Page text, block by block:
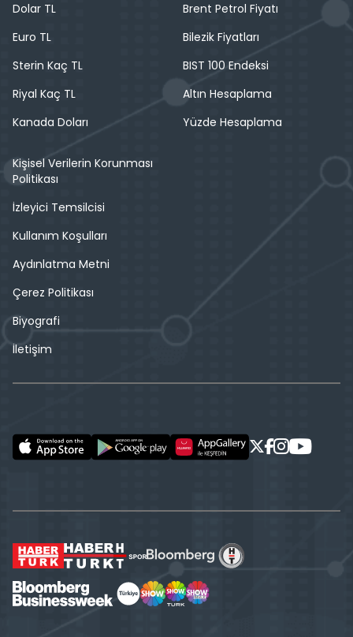
Dolar TL
Euro TL
Sterin Kaç TL
Riyal Kaç TL
Kanada Doları
Brent Petrol Fiyatı
Bilezik Fiyatları
BIST 100 Endeksi
Altın Hesaplama
Yüzde Hesaplama
Kişisel Verilerin Korunması
Politikası
İzleyici Temsilcisi
Kullanım Koşulları
Aydınlatma Metni
Çerez Politikası
Biyografi
İletişim